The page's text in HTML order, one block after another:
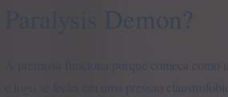
Paralysis Demon?
A premissa funciona porque comeca como
e logo se fecha em uma pressao